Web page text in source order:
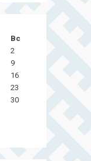
Вс
2
9
16
23
30